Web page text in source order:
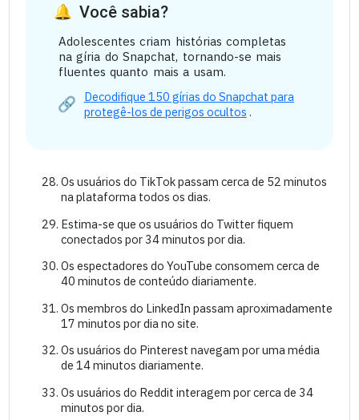
Você sabia?
Adolescentes criam histórias completas
na gíria do Snapchat, tornando-se mais
fluentes quanto mais a usam.
Decodifique 150 gírias do Snapchat para
protegê-los de perigos ocultos .
Os usuários do TikTok passam cerca de 52 minutos
na plataforma todos os dias.
Estima-se que os usuários do Twitter fiquem
conectados por 34 minutos por dia.
Os espectadores do YouTube consomem cerca de
40 minutos de conteúdo diariamente.
Os membros do LinkedIn passam aproximadamente
17 minutos por dia no site.
Os usuários do Pinterest navegam por uma média
de 14 minutos diariamente.
Os usuários do Reddit interagem por cerca de 34
minutos por dia.